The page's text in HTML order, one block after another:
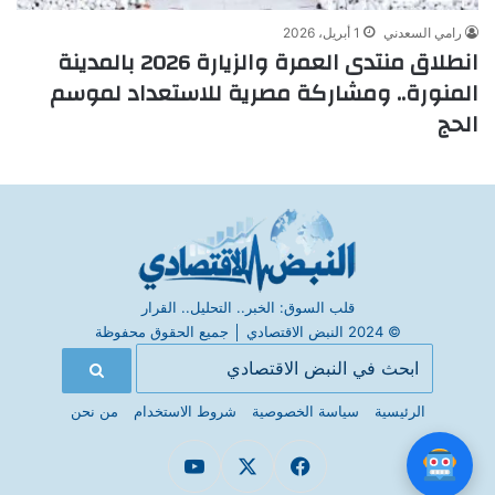
رامي السعدني 1 أبريل، 2026
انطلاق منتدى العمرة والزيارة 2026 بالمدينة
المنورة.. ومشاركة مصرية للاستعداد لموسم
الحج
قلب السوق: الخبر.. التحليل.. القرار
© 2024 النبض الاقتصادي
جميع الحقوق محفوظة
الرئيسية سياسة الخصوصية شروط الاستخدام من نحن